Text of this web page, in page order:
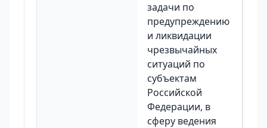
задачи по
предупреждению
и ликвидации
чрезвычайных
ситуаций по
субъектам
Российской
Федерации, в
сферу ведения